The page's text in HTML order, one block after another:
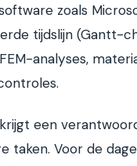
zoals
tijdslijn (Gantt-
analyses,
een
taken. Voor de